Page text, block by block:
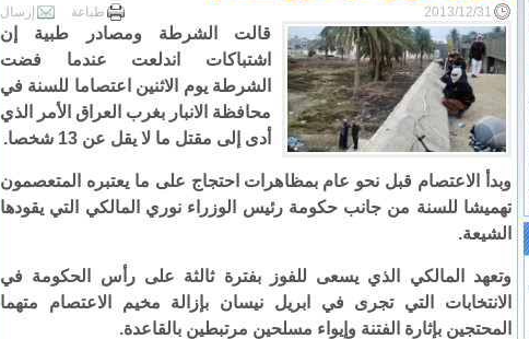
2013/12/31 إرسال طباعة
قالت الشرطة ومصادر طبية إن
اشتباكات اندلعت عندما فضت
الشرطة يوم الاثنين اعتصاما للسنة في
محافظة الانبار بغرب العراق الأمر الذي
أدى إلى مقتل ما لا يقل عن 13 شخصا.
وبدأ الاعتصام قبل نحو عام بمظاهرات احتجاج على ما يعتبره المتعصمون
تهميشا للسنة من جانب حكومة رئيس الوزراء نوري المالكي التي يقودها
الشيعة.
وتعهد المالكي الذي يسعى للفوز بفترة ثالثة على رأس الحكومة في
الانتخابات التي تجرى في ابريل نيسان بإزالة مخيم الاعتصام متهما
المحتجين بإثارة الفتنة وإيواء مسلحين مرتبطين بالقاعدة.